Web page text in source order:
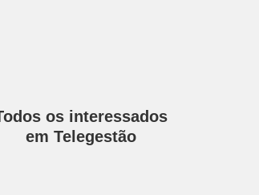
os interessados
em Telegestão